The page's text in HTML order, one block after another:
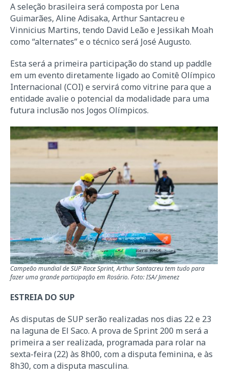
A seleção brasileira será composta por Lena
Guimarães, Aline Adisaka, Arthur Santacreu e
Vinnicius Martins, tendo David Leão e Jessikah Moah
como “alternates” e o técnico será José Augusto.
Esta será a primeira participação do stand up paddle
em um evento diretamente ligado ao Comitê Olímpico
Internacional (COI) e servirá como vitrine para que a
entidade avalie o potencial da modalidade para uma
futura inclusão nos Jogos Olímpicos.
Campeão mundial de SUP Race Sprint, Arthur Santacreu tem tudo para
fazer uma grande participação em Rosário. Foto: ISA/ Jimenez
ESTREIA DO SUP
As disputas de SUP serão realizadas nos dias 22 e 23
na laguna de El Saco. A prova de Sprint 200 m será a
primeira a ser realizada, programada para rolar na
sexta-feira (22) às 8h00, com a disputa feminina, e às
8h30, com a disputa masculina.